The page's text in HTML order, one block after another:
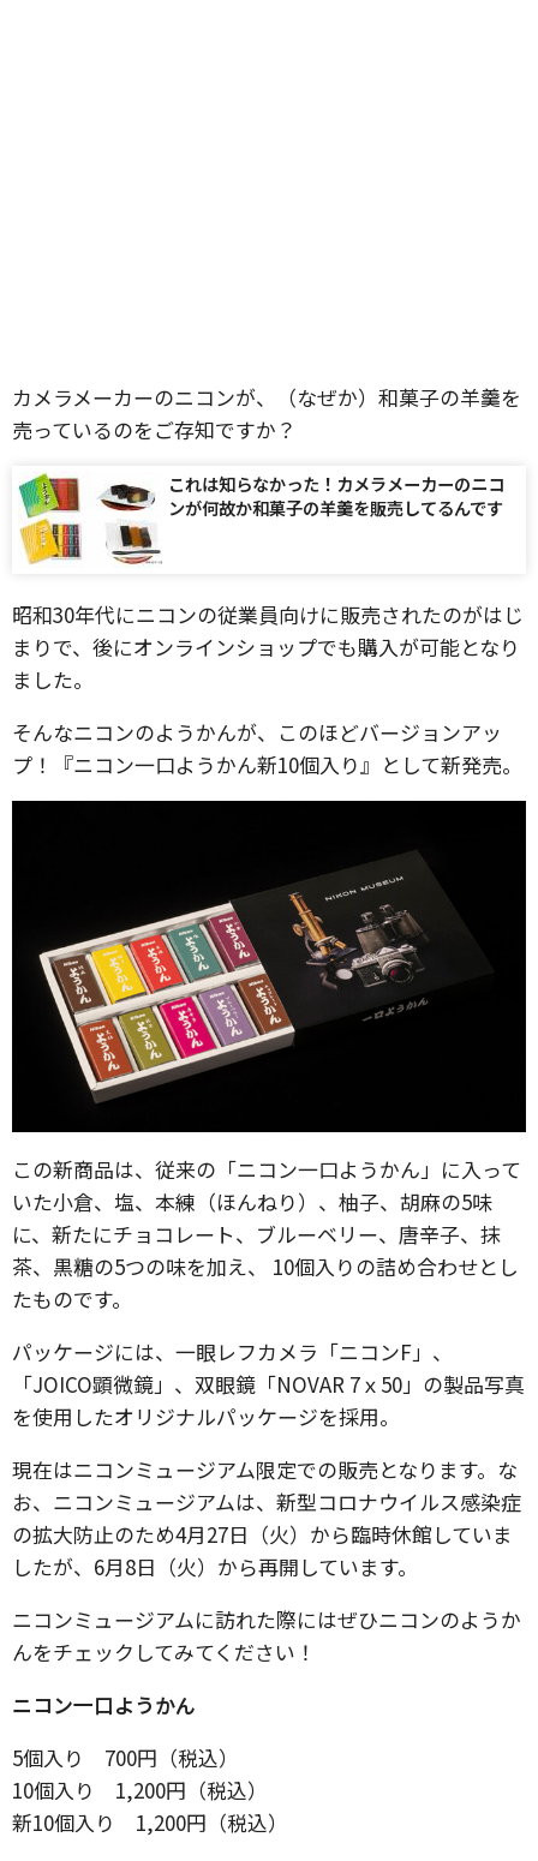
カメラメーカーのニコンが、（なぜか）和菓子の羊羹を
売っているのをご存知ですか？
これは知らなかった！カメラメーカーのニコ
ンが何故か和菓子の羊羹を販売してるんです
昭和30年代にニコンの従業員向けに販売されたのがはじ
まりで、後にオンラインショップでも購入が可能となり
ました。
そんなニコンのようかんが、このほどバージョンアッ
プ！『ニコン一口ようかん新10個入り』として新発売。
この新商品は、従来の「ニコン一口ようかん」に入って
いた小倉、塩、本練（ほんねり）、柚子、胡麻の5味
に、新たにチョコレート、ブルーベリー、唐辛子、抹
茶、黒糖の5つの味を加え、 10個入りの詰め合わせとし
たものです。
パッケージには、一眼レフカメラ「ニコンF」、
「JOICO顕微鏡」、双眼鏡「NOVAR 7ｘ50」の製品写真
を使用したオリジナルパッケージを採用。
現在はニコンミュージアム限定での販売となります。な
お、ニコンミュージアムは、新型コロナウイルス感染症
の拡大防止のため4月27日（火）から臨時休館していま
したが、6月8日（火）から再開しています。
ニコンミュージアムに訪れた際にはぜひニコンのようか
んをチェックしてみてください！
ニコン一口ようかん
5個入り 700円（税込）
10個入り 1,200円（税込）
新10個入り 1,200円（税込）